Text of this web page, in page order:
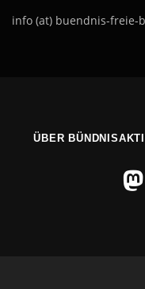
info (at) buendnis-freie-
ÜBER